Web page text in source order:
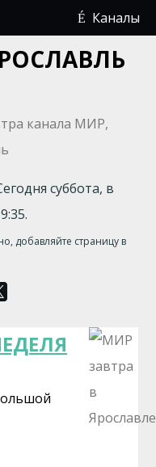
Каналы
суббота, в
добавляйте страницу в